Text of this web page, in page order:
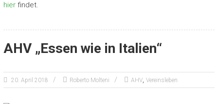
hierfindet.
AHV „Essen wie in Italien“
20. April 2018 Roberto Molteni AHV, Vereinsleben